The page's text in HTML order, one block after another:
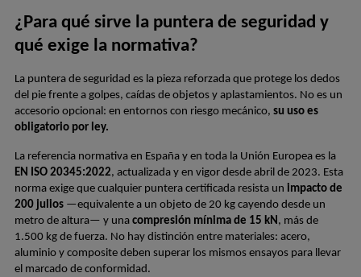
¿Para qué sirve la puntera de seguridad y
qué exige la normativa?
La puntera de seguridad es la pieza reforzada que protege los dedos
del pie frente a golpes, caídas de objetos y aplastamientos. No es un
accesorio opcional: en entornos con riesgo mecánico, su uso es
obligatorio por ley.
EN ISO 20345:2022, actualizada y en vigor desde abril de 2023. Esta
norma exige que cualquier puntera certificada resista un impacto de
200 julios —equivalente a un objeto de 20 kg cayendo desde un
metro de altura— y una compresión mínima de 15 kN, más de
1.500 kg de fuerza. No hay distinción entre materiales: acero,
aluminio y composite deben superar los mismos ensayos para llevar
el marcado de conformidad.